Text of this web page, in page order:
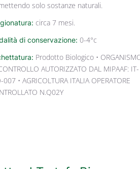
solo sostanze naturali.
circa 7 mesi.
di conservazione: 0-4°c
Prodotto Biologico •
AUTORIZZATO DAL MIPAAF: IT-
007 • AGRICOLTURA ITALIA OPERATORE
N.Q02Y